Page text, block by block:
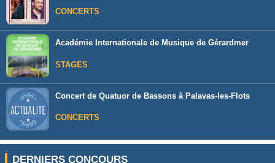
CONCERTS
Académie Internationale de Musique de Gérardmer
STAGES
Concert de Quatuor de Bassons à Palavas-les-Flots
CONCERTS
DERNIERS CONCOURS